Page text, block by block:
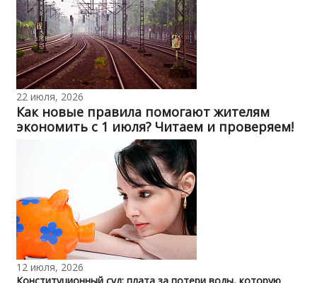
22 июля, 2026
Как новые правила помогают жителям
экономить с 1 июля? Читаем и проверяем!
12 июля, 2026